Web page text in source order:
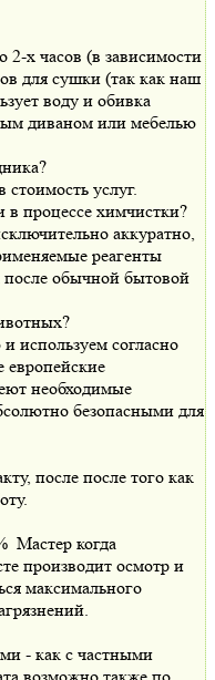
2-х часов (в зависимости
для сушки (так как наш
воду и обивка
диваном или мебелью
услуг.
в процессе химчистки?
аккуратно,
реагенты
обычной бытовой
используем согласно
необходимые
безопасными для
после после того как
Мастер когда
производит осмотр и
максимального
- как с частными